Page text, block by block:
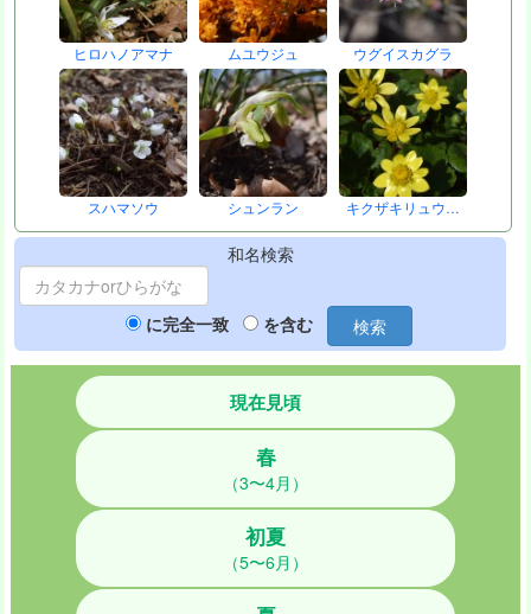
ヒロハノアマナ ムユウジュ ウグイスカグラ
スハマソウ シュンラン キクザキリュウ…
和名検索
に完全一致 を含む 検索
現在見頃
春
（3〜4月）
初夏
（5〜6月）